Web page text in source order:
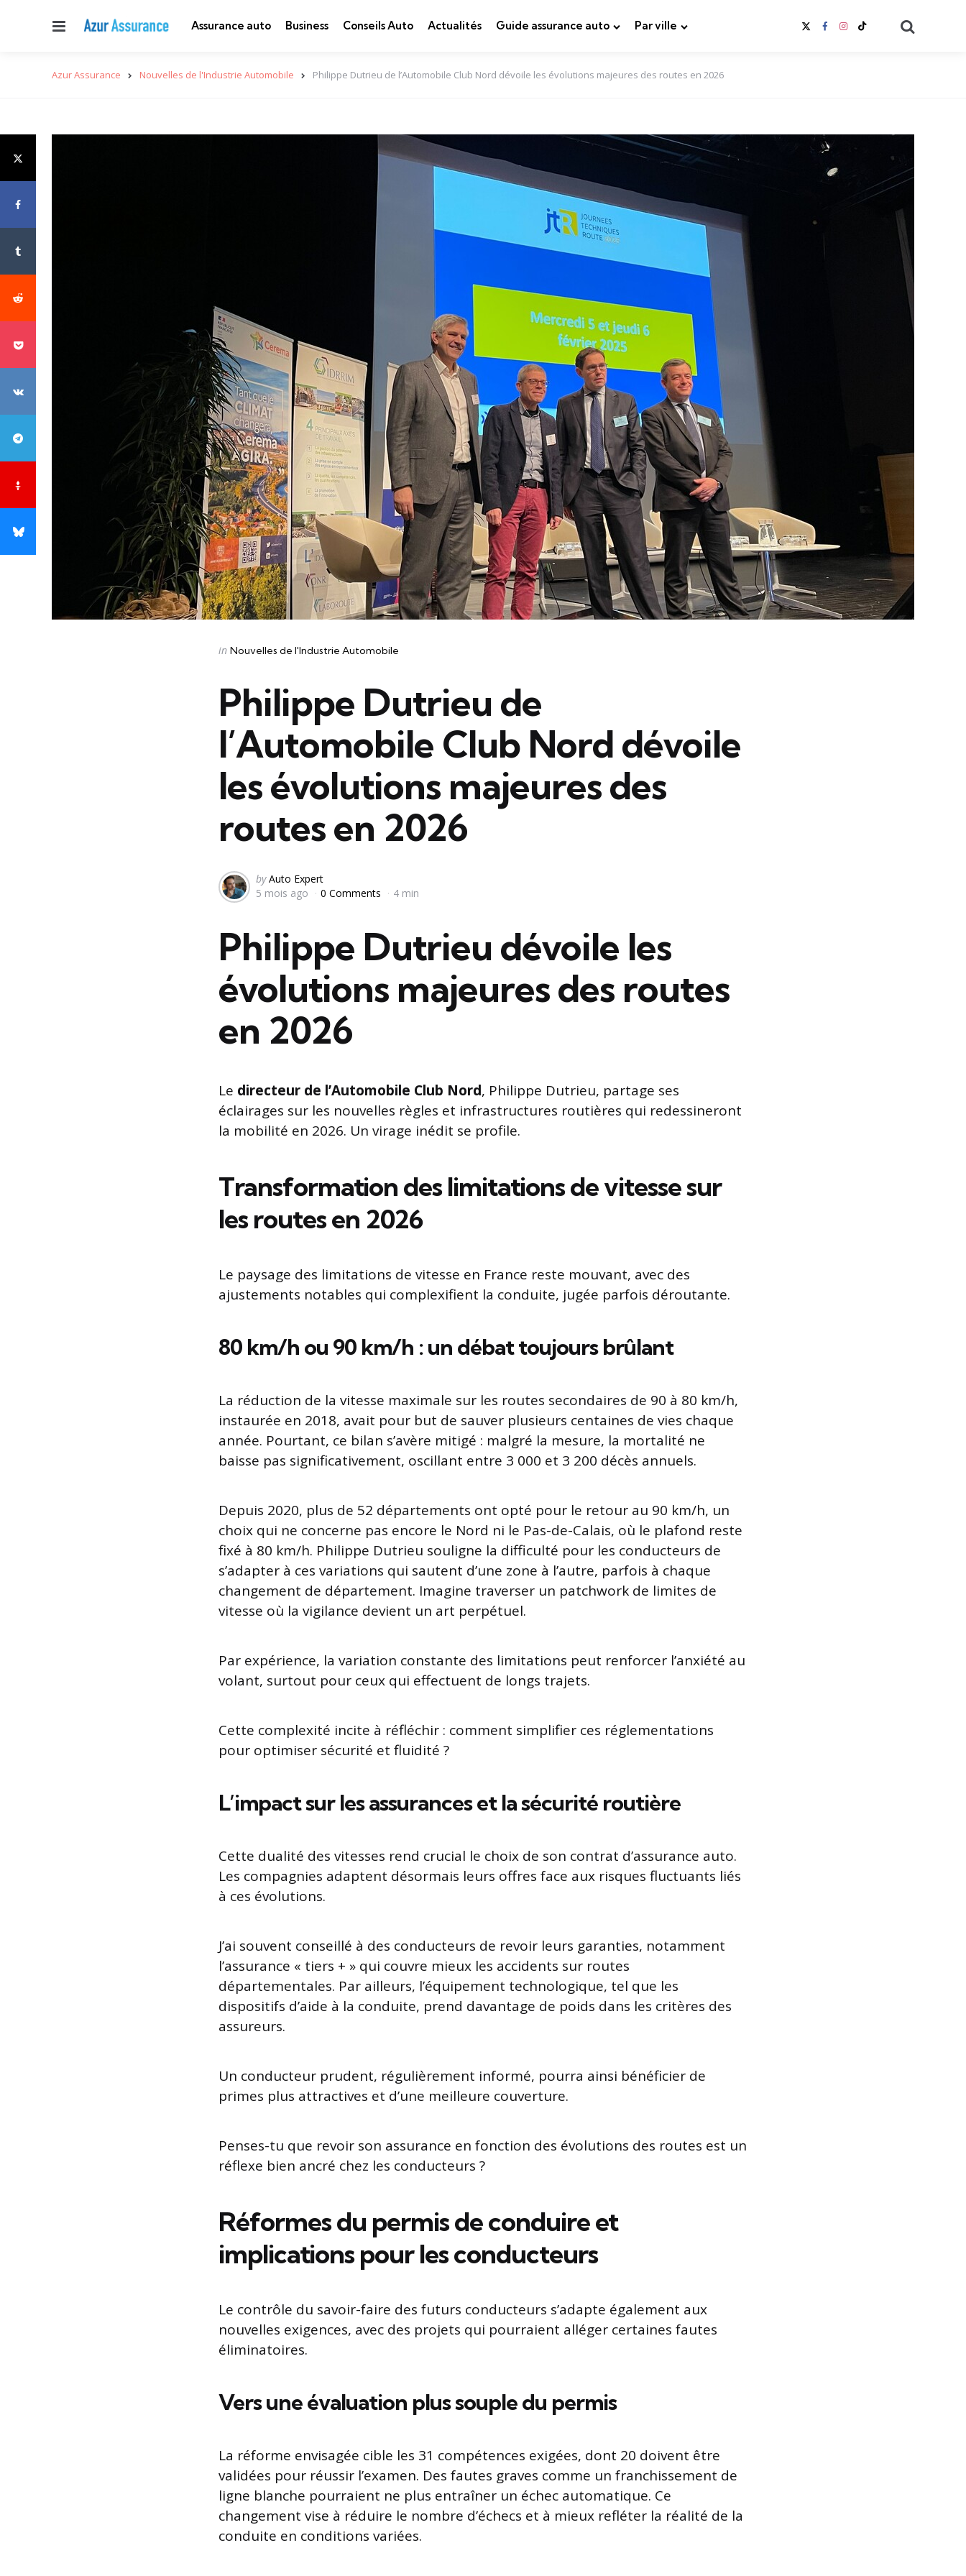
Menu Assurance auto Business Conseils Auto Actualités Guide assurance auto Par ville
Azur Assurance Nouvelles de l'Industrie Automobile Philippe Dutrieu de l’Automobile Club Nord dévoile les évolutions majeures des routes en 2026
Categories
Posted
in Nouvelles de l'Industrie Automobile
Philippe Dutrieu de
l’Automobile Club Nord dévoile
les évolutions majeures des
routes en 2026
Posted
by
by Auto Expert
5 mois ago
0 Comments 4 min
Philippe Dutrieu dévoile les
évolutions majeures des routes
en 2026
Le directeur de l’Automobile Club Nord, Philippe Dutrieu, partage ses
éclairages sur les nouvelles règles et infrastructures routières qui redessineront
la mobilité en 2026. Un virage inédit se profile.
Transformation des limitations de vitesse sur
les routes en 2026
Le paysage des limitations de vitesse en France reste mouvant, avec des
ajustements notables qui complexifient la conduite, jugée parfois déroutante.
80 km/h ou 90 km/h : un débat toujours brûlant
La réduction de la vitesse maximale sur les routes secondaires de 90 à 80 km/h,
instaurée en 2018, avait pour but de sauver plusieurs centaines de vies chaque
année. Pourtant, ce bilan s’avère mitigé : malgré la mesure, la mortalité ne
baisse pas significativement, oscillant entre 3 000 et 3 200 décès annuels.
Depuis 2020, plus de 52 départements ont opté pour le retour au 90 km/h, un
choix qui ne concerne pas encore le Nord ni le Pas-de-Calais, où le plafond reste
fixé à 80 km/h. Philippe Dutrieu souligne la difficulté pour les conducteurs de
s’adapter à ces variations qui sautent d’une zone à l’autre, parfois à chaque
changement de département. Imagine traverser un patchwork de limites de
vitesse où la vigilance devient un art perpétuel.
Par expérience, la variation constante des limitations peut renforcer l’anxiété au
volant, surtout pour ceux qui effectuent de longs trajets.
Cette complexité incite à réfléchir : comment simplifier ces réglementations
pour optimiser sécurité et fluidité ?
L’impact sur les assurances et la sécurité routière
Cette dualité des vitesses rend crucial le choix de son contrat d’assurance auto.
Les compagnies adaptent désormais leurs offres face aux risques fluctuants liés
à ces évolutions.
J’ai souvent conseillé à des conducteurs de revoir leurs garanties, notamment
l’assurance « tiers + » qui couvre mieux les accidents sur routes
départementales. Par ailleurs, l’équipement technologique, tel que les
dispositifs d’aide à la conduite, prend davantage de poids dans les critères des
assureurs.
Un conducteur prudent, régulièrement informé, pourra ainsi bénéficier de
primes plus attractives et d’une meilleure couverture.
Penses-tu que revoir son assurance en fonction des évolutions des routes est un
réflexe bien ancré chez les conducteurs ?
Réformes du permis de conduire et
implications pour les conducteurs
Le contrôle du savoir-faire des futurs conducteurs s’adapte également aux
nouvelles exigences, avec des projets qui pourraient alléger certaines fautes
éliminatoires.
Vers une évaluation plus souple du permis
La réforme envisagée cible les 31 compétences exigées, dont 20 doivent être
validées pour réussir l’examen. Des fautes graves comme un franchissement de
ligne blanche pourraient ne plus entraîner un échec automatique. Ce
changement vise à réduire le nombre d’échecs et à mieux refléter la réalité de la
conduite en conditions variées.